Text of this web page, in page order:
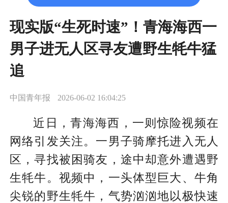
现实版“生死时速”！青海海西一
男子进无人区寻友遭野生牦牛猛
追
中国青年报 2026-06-02 16:04:25
近日，青海海西，一则惊险视频在
网络引发关注。一男子骑摩托进入无人
区，寻找被困骑友，途中却意外遭遇野
生牦牛。视频中，一头体型巨大、牛角
尖锐的野生牦牛，气势汹汹地以极快速